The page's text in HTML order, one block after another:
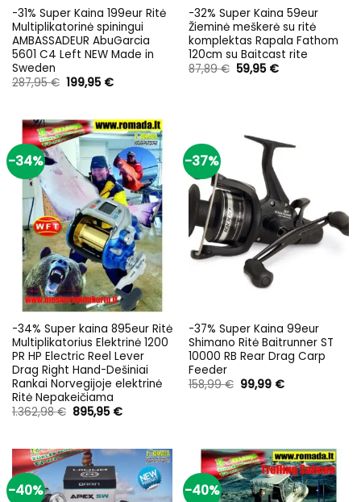
-31% Super Kaina 199eur Ritė
Multiplikatorinė spiningui
AMBASSADEUR AbuGarcia
5601 C4 Left NEW Made in
Sweden
287,95€ Original
price
199,95 €Current
-32% Super Kaina 59eur
Žieminė meškerė su ritė
komplektas Rapala Fathom
120cm su Baitcast rite
87,89€ Original
price
59,95 €Current
-34%
-34% Super kaina 895eur Ritė
Multiplikatorius Elektrinė 1200
PR HP Electric Reel Lever
Drag Right Hand-Dešiniai
Rankai Norvegijoje elektrinė
Ritė Nepakeičiama
1.362,98€ Original
price
895,95 €Current
-37%
-37% Super Kaina 99eur
Shimano Ritė Baitrunner ST
10000 RB Rear Drag Carp
Feeder
158,99€ Original
price
99,99 €Current
-40% -40%